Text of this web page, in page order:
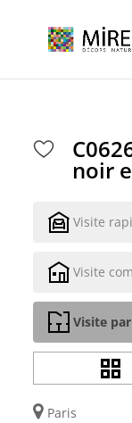
noir
Visite
Visite
Visite
Paris